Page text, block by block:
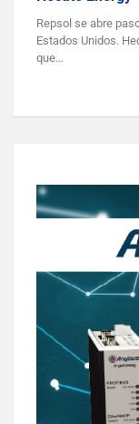
Repsol se abre
Estados Unidos.
que…